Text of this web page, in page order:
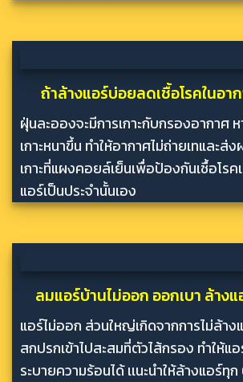
ถ้าล้างแอร์บ่อยลดเชื้อโรคในอา
ฝุ่นละอองจะมีการเกาะกับกรองอากาศ
เกาะหนาขึ้น ทำให้อากาศไม่ถ่ายเทและส่
เกาะที่แผงคอยล์เย็นเพื่อป้องกันเชื้อโร
แอร์เป็นประจำนั้นเอง
ลมแอร์บ้านไม่ออก ออกเบา ล้าง
แอร์ไม่ออก ส่วนใหญ่เกิดจากการไม่ล้าง
สกปรกเข้าไปสะสมที่ตัวไส้กรอง ทำให้แ
ระบายความร้อนได้ เเนะนำให้ล้างแอร์ทุ